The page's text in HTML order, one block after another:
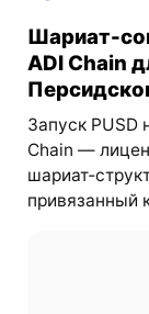
Шариат-
ADI Chain
Запуск PUSD
Chain —
привязанный